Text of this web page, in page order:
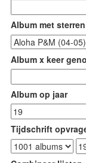
Album met sterren
Album x keer
Album op jaar
Tijdschrift